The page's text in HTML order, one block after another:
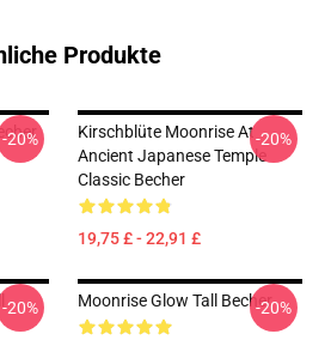
Produkte
-20%
Kirschblüte Moonrise At
Ancient Japanese Temple
Classic Becher
19,75 £ - 22,91 £
-20%
-20% Moonrise Glow Tall Becher-20%